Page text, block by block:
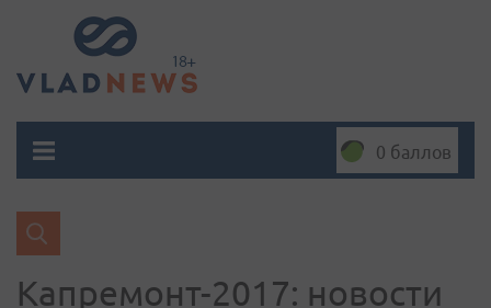
0 баллов
Капремонт-2017: новости